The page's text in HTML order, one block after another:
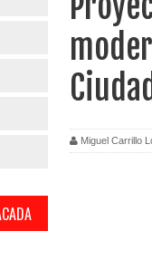
Miguel Carrillo